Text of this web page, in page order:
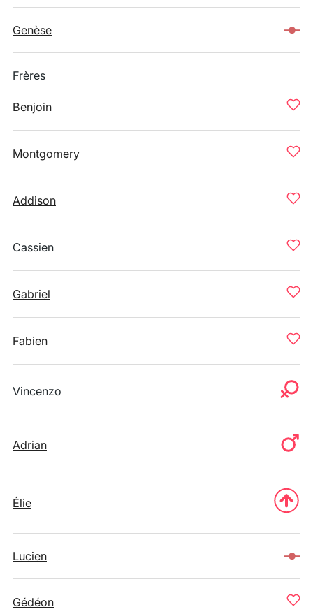
Genèse
Frères
Benjoin
Montgomery
Addison
Cassien
Gabriel
Fabien
Vincenzo
Adrian
Élie
Lucien
Gédéon